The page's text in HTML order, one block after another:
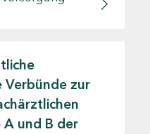
Verbünde zur
und B der